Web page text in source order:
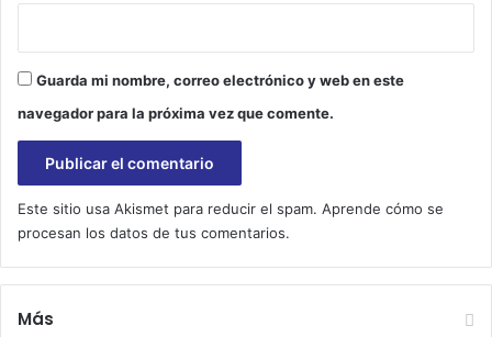
Guarda mi nombre, correo electrónico y web en este
navegador para la próxima vez que comente.
Este sitio usa Akismet para reducir el spam. Aprende cómo se
procesan los datos de tus comentarios.
Más